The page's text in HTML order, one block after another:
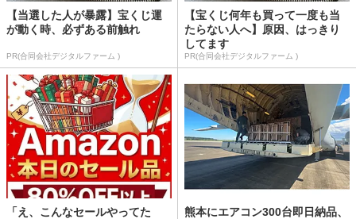
【当選した人が暴露】宝くじ運
が動く時、必ずある前触れ
PR(合同会社デジタルファーム )
【宝くじ何年も買って一度も当
たらない人へ】原因、はっきり
してます
PR(合同会社デジタルファーム )
「え、こんなセールやってた
熊本にエアコン300台即日納品、